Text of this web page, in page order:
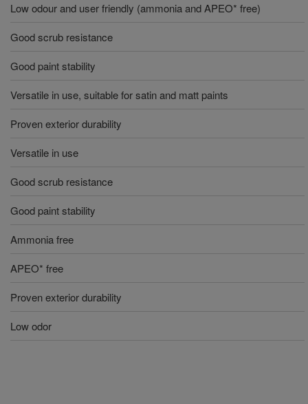
Low odour and user friendly (ammonia and APEO* free)
Good scrub resistance
Good paint stability
Versatile in use, suitable for satin and matt paints
Proven exterior durability
Versatile in use
Good scrub resistance
Good paint stability
Ammonia free
APEO* free
Proven exterior durability
Low odor